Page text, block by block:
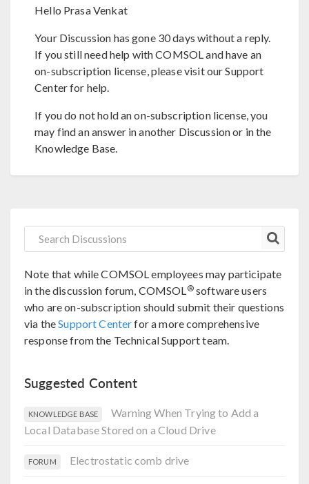
Hello Prasa Venkat
Your Discussion has gone 30 days without a reply.
If you still need help with COMSOL and have an
on-subscription license, please visit our Support
Center for help.
If you do not hold an on-subscription license, you
may find an answer in another Discussion or in the
Knowledge Base.
Note that while COMSOL employees may participate
in the discussion forum, COMSOL®software users
who are on-subscription should submit their questions
via theSupport Centerfor a more comprehensive
response from the Technical Support team.
Suggested Content
KNOWLEDGE BASE
Warning When Trying to Add a
Local Database Stored on a Cloud Drive
FORUM Electrostatic comb drive